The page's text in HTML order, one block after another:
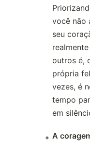
você não
seu
outros é,
própria
vezes, é
tempo
em
A